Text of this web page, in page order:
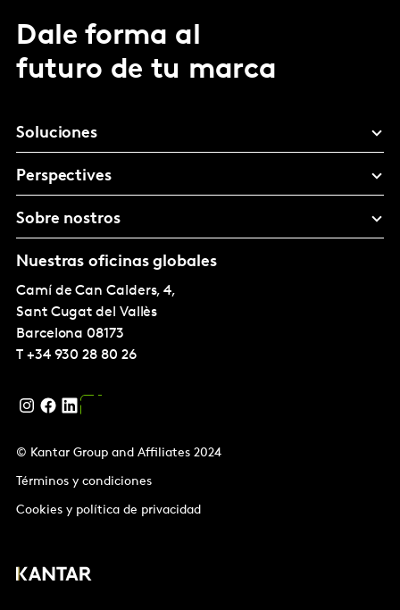
Dale forma al
futuro de tu marca
Soluciones
Perspectives
Sobre nostros
Nuestras oficinas globales
Camí de Can Calders, 4,
Sant Cugat del Vallès
Barcelona 08173
T +34 930 28 80 26
© Kantar Group and Affiliates 2024
Términos y condiciones
Cookies y política de privacidad